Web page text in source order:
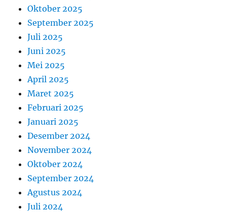
Oktober 2025
September 2025
Juli 2025
Juni 2025
Mei 2025
April 2025
Maret 2025
Februari 2025
Januari 2025
Desember 2024
November 2024
Oktober 2024
September 2024
Agustus 2024
Juli 2024